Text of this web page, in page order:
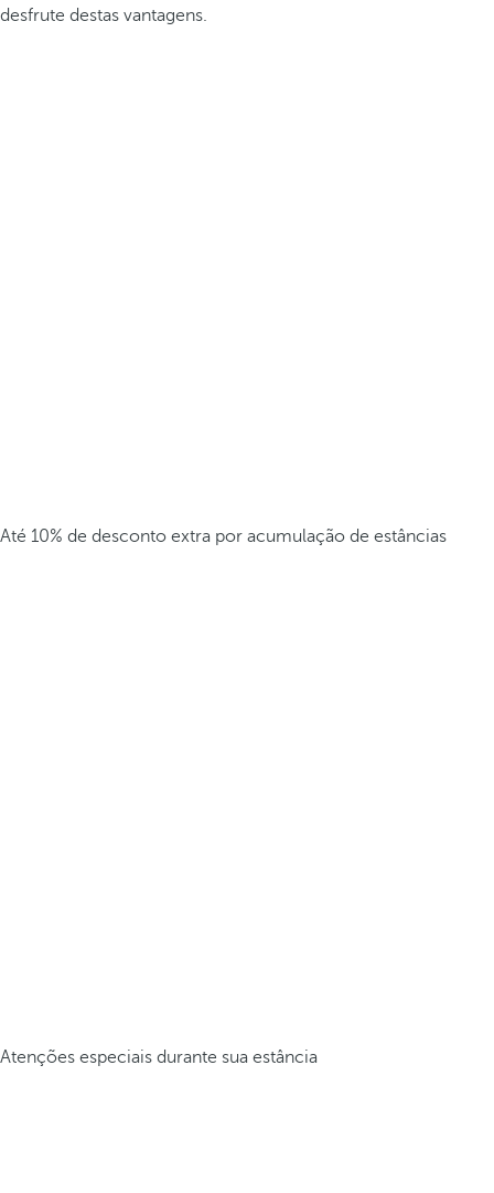
desfrute destas vantagens.
Até 10% de desconto extra por acumulação de estâncias
Atenções especiais durante sua estância